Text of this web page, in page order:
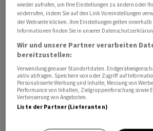
Zuletzt hat die US-Regierung darauf
Friedensgespräche mit dem Iran
wird von der politischen und
Teheran jegliche Art von
Bedingungen, darunter die Kontrolle
Handelsroute durch die Strasse von
Gleichzeitig drohte die US-Regierung
härteren Angriffen, sollte die Führung
wieder aufrufen, um Ihre Einstellungen zu ändern oder
widerrufen, indem Sie auf den Link Voreinstellungen
der Webseite klicken. Ihre Einstellungen gelten
Informationen finden Sie in unserer
Wir und unsere Partner verarbeiten
bereitzustellen:
Verwendung genauer Standortdaten.
aktiv abfragen. Speichern von oder Zugriff auf
Personalisierte Werbung und Inhalte, Messung von
Performance von Inhalten, Zielgruppenforschung sowie
Verbesserung von Angeboten.
Liste der Partner (Lieferanten)